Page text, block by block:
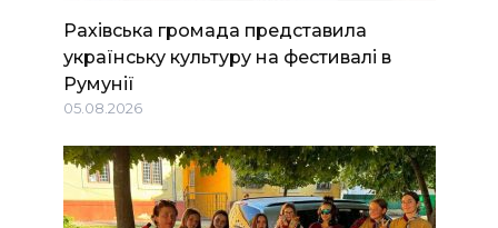
Рахівська громада представила
українську культуру на фестивалі в
Румунії
05.08.2026